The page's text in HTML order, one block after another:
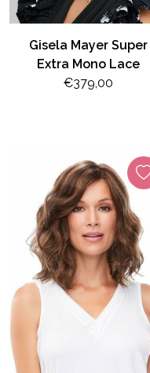
Gisela Mayer Super
Extra Mono Lace
€379,00